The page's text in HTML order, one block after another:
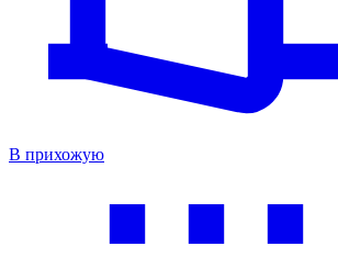
В прихожую